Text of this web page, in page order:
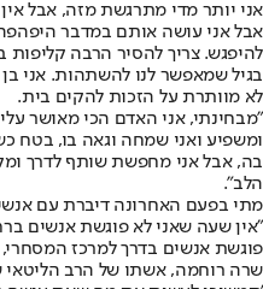
אני יותר מדי מתרגשת מזה, אבל
אבל אני עושה אותם במדבר
להיפגש. צריך להסיר הרבה קליפות
בגיל שמאפשר לנו להשתהות. אני
לא מוותרת על הזכות להקים בית.
"מבחינתי, אני האדם הכי מאושר
ומשפיע ואני שמחה וגאה בו, בטח
בה, אבל אני מחפשת שותף לדרך
הלב".
מתי בפעם האחרונה דיברת עם
"אין שעה שאני לא פוגשת אנשים
פוגשת אנשים בדרך למרכז
שרה רוחמה, אשתו של הרב הליטאי